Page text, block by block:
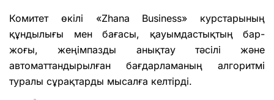
Комитет өкілі «Zhana Business» курстарының
құндылығы мен бағасы, қауымдастықтың бар-
жоғы, жеңімпазды анықтау тәсілі және
автоматтандырылған бағдарламаның алгоритмі
туралы сұрақтарды мысалға келтірді.